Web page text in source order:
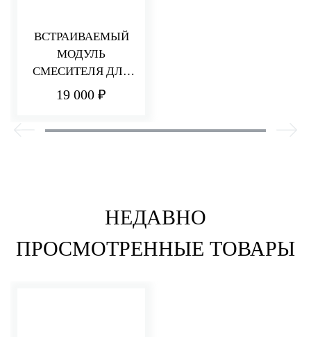
ВСТРАИВАЕМЫЙ
МОДУЛЬ
СМЕСИТЕЛЯ ДЛЯ
РАКОВИНЫ/ДУША
19 000 ₽
НЕДАВНО
ПРОСМОТРЕННЫЕ ТОВАРЫ